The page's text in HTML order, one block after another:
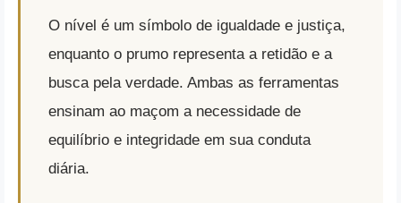
O nível é um símbolo de igualdade e justiça,
enquanto o prumo representa a retidão e a
busca pela verdade. Ambas as ferramentas
ensinam ao maçom a necessidade de
equilíbrio e integridade em sua conduta
diária.